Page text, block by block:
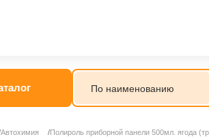
Автохимия Полироль приборной панели 500мл. ягода